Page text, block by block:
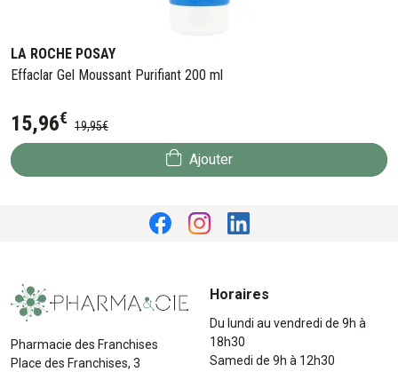
LA ROCHE POSAY
Effaclar Gel Moussant Purifiant 200 ml
15,96€ 19,95€
Ajouter
Pharmacie des Franchises
Place des Franchises, 3
Horaires
Du lundi au vendredi de 9h à
18h30
Samedi de 9h à 12h30